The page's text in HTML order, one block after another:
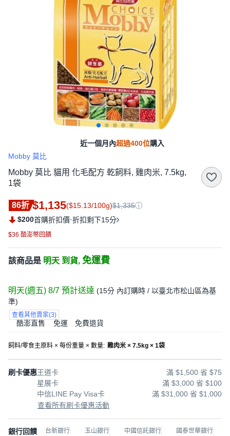
近一個月內超過400位購入
Mobby 莫比
Mobby 莫比 貓用 化毛配方 乾飼料, 雞肉米, 7.5kg,
1袋
86折 $1,135($15.13/100g)$1,335
$200首購折扣價·折扣剩下15分
$36 酷澎幣回饋
該商品是 明天 到貨, 免運費
明天(週五) 8/7 預計送達 (15分 內訂購時 / 以臺北市松山區為基
準)
查看其他賣家(3)
酷澎直售 免運 免費退貨
飼料/零食主原料 × 每份重量 × 數量: 雞肉米 × 7.5kg × 1袋
刷卡優惠王道卡
滿 $1,500 省 $75
星展卡
滿 $3,000 省 $100
中信LINE Pay Visa卡
滿 $31,000 省 $1,000
查看所有刷卡優惠活動
銀行回饋 台新銀行 玉山銀行 中國信託銀行 國泰世華銀行